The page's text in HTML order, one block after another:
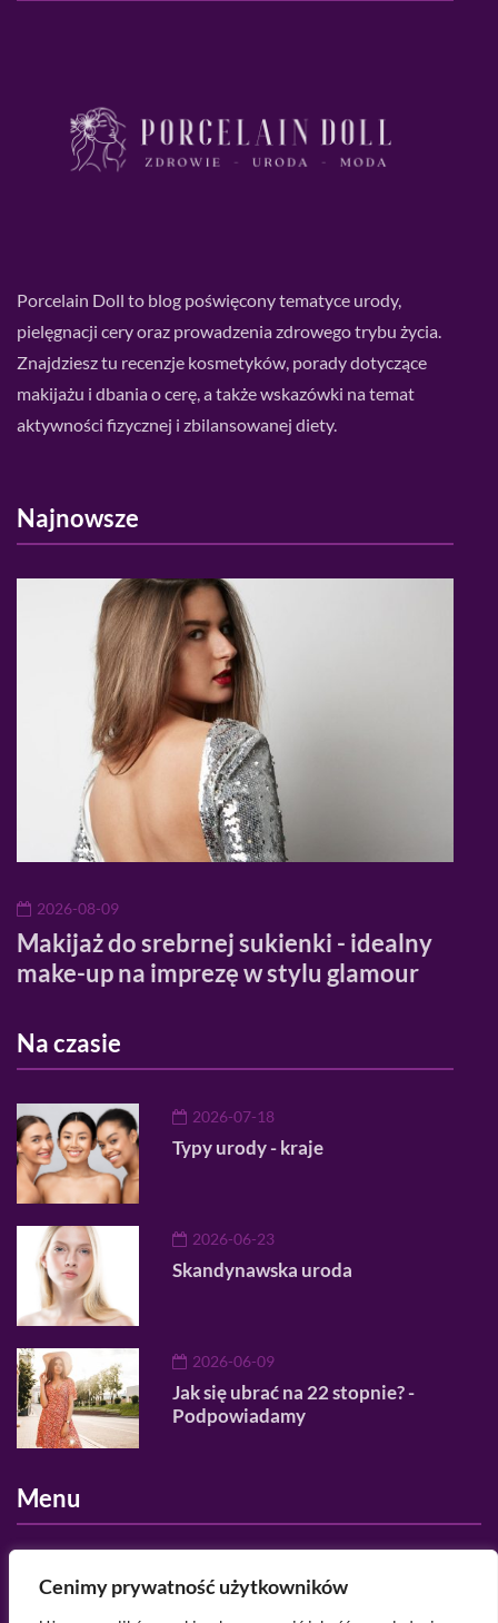
Cenimy prywatność użytkowników
Porcelain Doll to blog poświęcony tematyce urody,
pielęgnacji cery oraz prowadzenia zdrowego trybu życia.
Znajdziesz tu recenzje kosmetyków, porady dotyczące
makijażu i dbania o cerę, a także wskazówki na temat
aktywności fizycznej i zbilansowanej diety.
Najnowsze
2026-08-09
Makijaż do srebrnej sukienki - idealny
make-up na imprezę w stylu glamour
Na czasie
2026-07-18
Typy urody - kraje
2026-06-23
Skandynawska uroda
2026-06-09
Jak się ubrać na 22 stopnie? -
Podpowiadamy
Menu
Regulamin serwisu